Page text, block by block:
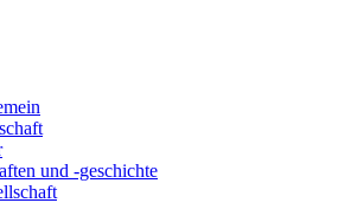
und -geschichte